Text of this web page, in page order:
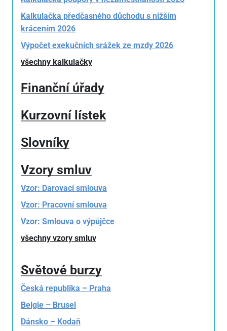
Kalkulačka předčasného důchodu s nižším
krácením 2026
Výpočet exekučních srážek ze mzdy 2026
všechny kalkulačky
Finanční úřady
Kurzovní lístek
Slovníky
Vzory smluv
Vzor: Darovací smlouva
Vzor: Pracovní smlouva
Vzor: Smlouva o výpůjčce
všechny vzory smluv
Světové burzy
Česká republika – Praha
Belgie – Brusel
Dánsko – Kodaň